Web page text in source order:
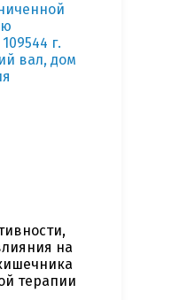
г.
вал, дом
на
терапии